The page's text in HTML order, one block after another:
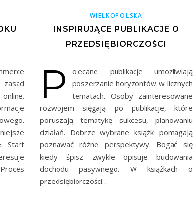
Start
WIELKOPOLSKA
INSPIRUJĄCE PUBLIKACJE O
PRZEDSIĘBIORCZOŚCI
P
olecane publikacje umożliwiają
poszerzanie horyzontów w licznych
tematach. Osoby zainteresowane
rozwojem sięgają po publikacje, które
poruszają tematykę sukcesu, planowaniu
działań. Dobrze wybrane książki pomagają
poznawać różne perspektywy. Bogać się
kiedy śpisz zwykle opisuje budowania
dochodu pasywnego. W książkach o
przedsiębiorczości…